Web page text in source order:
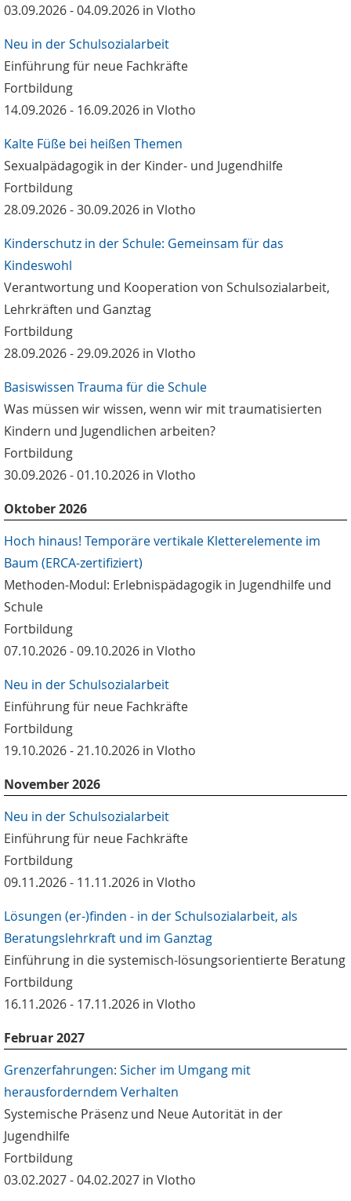
03.09.2026 - 04.09.2026 in Vlotho
Neu in der Schulsozialarbeit
Einführung für neue Fachkräfte
Fortbildung
14.09.2026 - 16.09.2026 in Vlotho
Kalte Füße bei heißen Themen
Sexualpädagogik in der Kinder- und Jugendhilfe
Fortbildung
28.09.2026 - 30.09.2026 in Vlotho
Kinderschutz in der Schule: Gemeinsam für das
Kindeswohl
Verantwortung und Kooperation von Schulsozialarbeit,
Lehrkräften und Ganztag
Fortbildung
28.09.2026 - 29.09.2026 in Vlotho
Basiswissen Trauma für die Schule
Was müssen wir wissen, wenn wir mit traumatisierten
Kindern und Jugendlichen arbeiten?
Fortbildung
30.09.2026 - 01.10.2026 in Vlotho
Oktober 2026
Hoch hinaus! Temporäre vertikale Kletterelemente im
Baum (ERCA-zertifiziert)
Methoden-Modul: Erlebnispädagogik in Jugendhilfe und
Schule
Fortbildung
07.10.2026 - 09.10.2026 in Vlotho
Neu in der Schulsozialarbeit
Einführung für neue Fachkräfte
Fortbildung
19.10.2026 - 21.10.2026 in Vlotho
November 2026
Neu in der Schulsozialarbeit
Einführung für neue Fachkräfte
Fortbildung
09.11.2026 - 11.11.2026 in Vlotho
Lösungen (er-)finden - in der Schulsozialarbeit, als
Beratungslehrkraft und im Ganztag
Einführung in die systemisch-lösungsorientierte Beratung
Fortbildung
16.11.2026 - 17.11.2026 in Vlotho
Februar 2027
Grenzerfahrungen: Sicher im Umgang mit
herausforderndem Verhalten
Systemische Präsenz und Neue Autorität in der
Jugendhilfe
Fortbildung
03.02.2027 - 04.02.2027 in Vlotho